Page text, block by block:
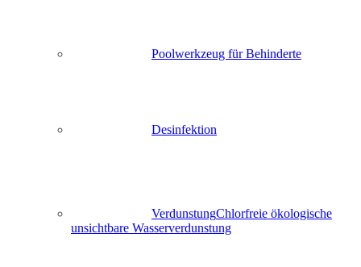
Poolwerkzeug für Behinderte
Desinfektion
VerdunstungChlorfreie ökologische
unsichtbare Wasserverdunstung